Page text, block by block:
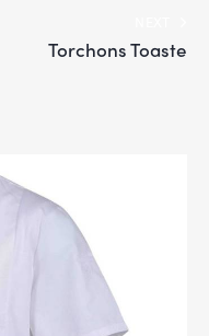
Torchons Toaste